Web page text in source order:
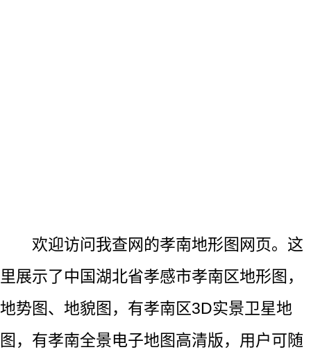
欢迎访问我查网的孝南地形图网页。这
里展示了中国湖北省孝感市孝南区地形图，
地势图、地貌图，有孝南区3D实景卫星地
图，有孝南全景电子地图高清版，用户可随